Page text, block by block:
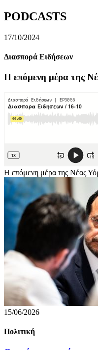
PODCASTS
17/10/2024
Διασπορά Ειδήσεων
Η επόμενη μέρα της
Η επόμενη μέρα της Νέας
15/06/2026
Πολιτική